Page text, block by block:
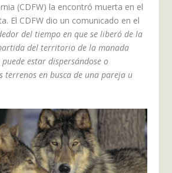
(CDFW) la encontró muerta en el
El CDFW dio un comunicado en el
del tiempo en que se liberó de la
del territorio de la manada
estar dispersándose o
terrenos en busca de una pareja u